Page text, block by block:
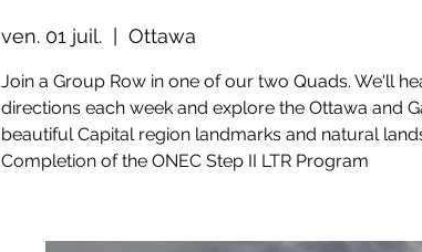
ven. 01 juil.
  |
Ottawa
Join a Group Row in one of our two Quads. We'll
directions each week and explore the Ottawa and
beautiful Capital region landmarks and natural
Completion of the ONEC Step II LTR Program